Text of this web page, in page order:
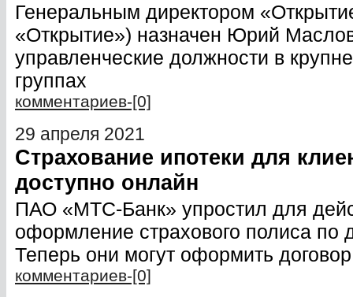
Генеральным директором
«Открытие») назначен Юрий
управленческие должности в
группах
комментариев-[0]
29 апреля 2021
Страхование ипотеки для
доступно онлайн
ПАО «МТС-Банк» упростил для
оформление страхового полиса по
Теперь они могут оформить
комментариев-[0]